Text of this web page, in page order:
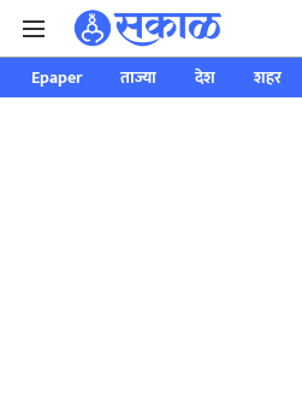
Epaper ताज्या देश शहर